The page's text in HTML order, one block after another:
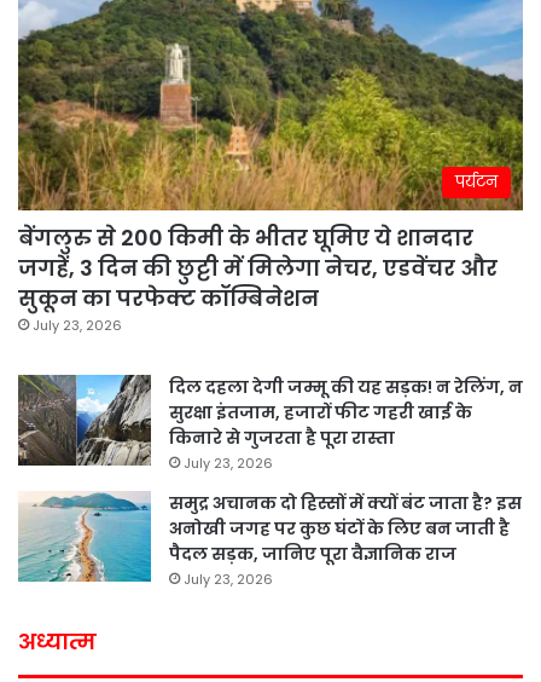
पर्यटन
बेंगलुरु से 200 किमी के भीतर घूमिए ये शानदार
जगहें, 3 दिन की छुट्टी में मिलेगा नेचर, एडवेंचर और
सुकून का परफेक्ट कॉम्बिनेशन
July 23, 2026
दिल दहला देगी जम्मू की यह सड़क! न रेलिंग, न
सुरक्षा इंतजाम, हजारों फीट गहरी खाई के
किनारे से गुजरता है पूरा रास्ता
July 23, 2026
समुद्र अचानक दो हिस्सों में क्यों बंट जाता है? इस
अनोखी जगह पर कुछ घंटों के लिए बन जाती है
पैदल सड़क, जानिए पूरा वैज्ञानिक राज
July 23, 2026
अध्यात्म